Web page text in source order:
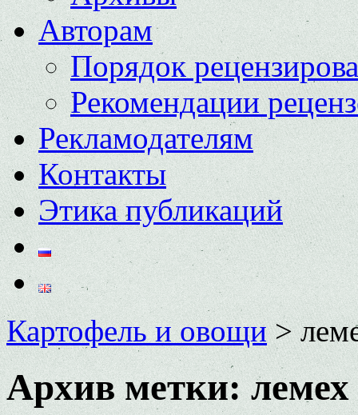
Авторам
Порядок
Рекомендации
Рекламодателям
Контакты
Этика публикаций
Картофель и овощи>
Архив метки:лемех